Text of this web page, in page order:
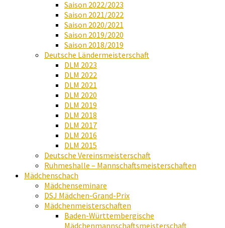
Saison 2022/2023
Saison 2021/2022
Saison 2020/2021
Saison 2019/2020
Saison 2018/2019
Deutsche Ländermeisterschaft
DLM 2023
DLM 2022
DLM 2021
DLM 2020
DLM 2019
DLM 2018
DLM 2017
DLM 2016
DLM 2015
Deutsche Vereinsmeisterschaft
Ruhmeshalle – Mannschaftsmeisterschaften
Mädchenschach
Mädchenseminare
DSJ Mädchen-Grand-Prix
Mädchenmeisterschaften
Baden-Württembergische
Mädchenmannschaftsmeisterschaft